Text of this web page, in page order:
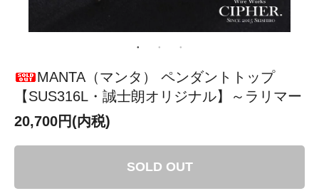
MANTA（マンタ） ペンダントトップ
【SUS316L・誠士朗オリジナル】～ラリマー
20,700円(内税)
SOLD OUT